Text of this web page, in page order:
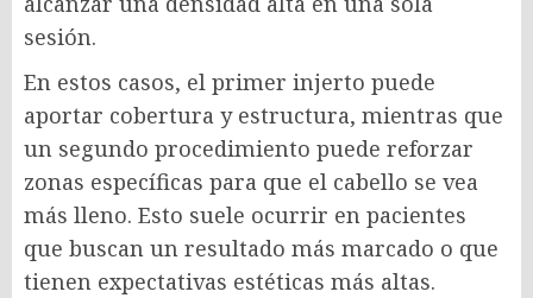
sesión.
En estos casos, el primer injerto puede
aportar cobertura y estructura, mientras que
un segundo procedimiento puede reforzar
zonas específicas para que el cabello se vea
más lleno. Esto suele ocurrir en pacientes
que buscan un resultado más marcado o que
tienen expectativas estéticas más altas.